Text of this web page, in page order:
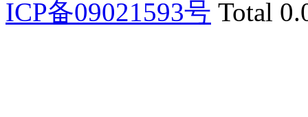
ICP备09021593号 Total